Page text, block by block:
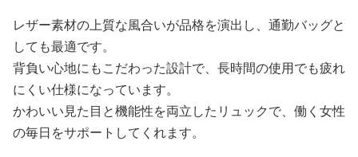
レザー素材の上質な風合いが品格を演出し、通勤バッグと
しても最適です。
背負い心地にもこだわった設計で、長時間の使用でも疲れ
にくい仕様になっています。
かわいい見た目と機能性を両立したリュックで、働く女性
の毎日をサポートしてくれます。